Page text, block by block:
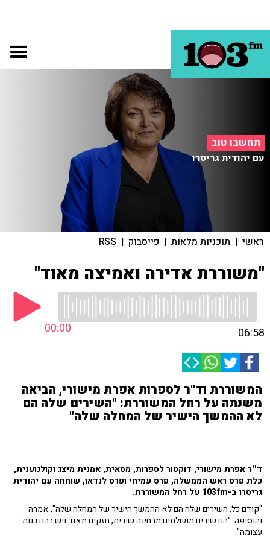
תחשבו טוב
עם יהודית גריסרו
ראשי | תוכניות מלאות | פייסבוק |
RSS
"משוררת אדירה ואמיצה מאוד"
00:00 06:58
המשוררת וד''ר לספרות אפרת מישורי, הביאה
משנתה על רחל המשוררת: "השירים שלה הם
לא ההמשך הישיר של המחלה שלה"
ד''ר אפרת מישורי, דוקטור לספרות, מסאית, אמנית מיצג וקולנוענית,
כלת פרס ראש הממשלה, פרס עמיחי ופרס לנדאו, שוחחה עם יהודית
גריסרו ב-103fm על רחל המשוררת.
"קודם כל, השירים שלה הם לא ההמשך הישיר של המחלה שלה", אמרה
והוסיפה: "הם שירים מושלמים מבחינה שירית, חזקים מאוד ויש בהם כנות
עצומה".